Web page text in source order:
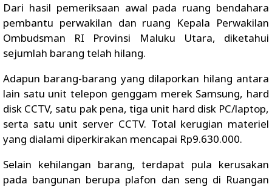
Dari hasil pemeriksaan awal pada ruang bendahara
pembantu perwakilan dan ruang Kepala Perwakilan
Ombudsman RI Provinsi Maluku Utara, diketahui
sejumlah barang telah hilang.
Adapun barang-barang yang dilaporkan hilang antara
lain satu unit telepon genggam merek Samsung, hard
disk CCTV, satu pak pena, tiga unit hard disk PC/laptop,
serta satu unit server CCTV. Total kerugian materiel
yang dialami diperkirakan mencapai Rp9.630.000.
Selain kehilangan barang, terdapat pula kerusakan
pada bangunan berupa plafon dan seng di Ruangan